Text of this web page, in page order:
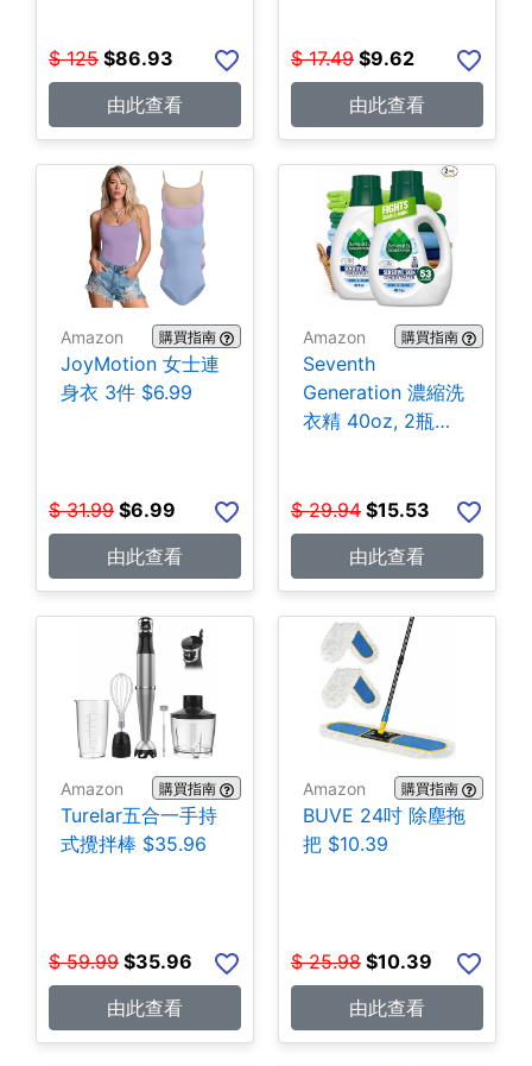
$ 125 $86.93
由此查看
$ 17.49 $9.62
由此查看
Amazon 購買指南
JoyMotion 女士連
身衣 3件 $6.99
$ 31.99 $6.99
由此查看
Amazon 購買指南
Seventh
Generation 濃縮洗
衣精 40oz, 2瓶
$ 29.94 $15.53
由此查看
Amazon 購買指南
Turelar五合一手持
式攪拌棒 $35.96
$ 59.99 $35.96
由此查看
Amazon 購買指南
BUVE 24吋 除塵拖
把 $10.39
$ 25.98 $10.39
由此查看